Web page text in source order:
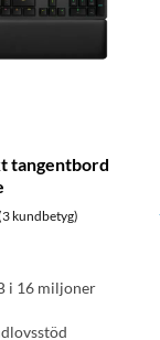
tangentbord
kundbetyg)
i 16 miljoner